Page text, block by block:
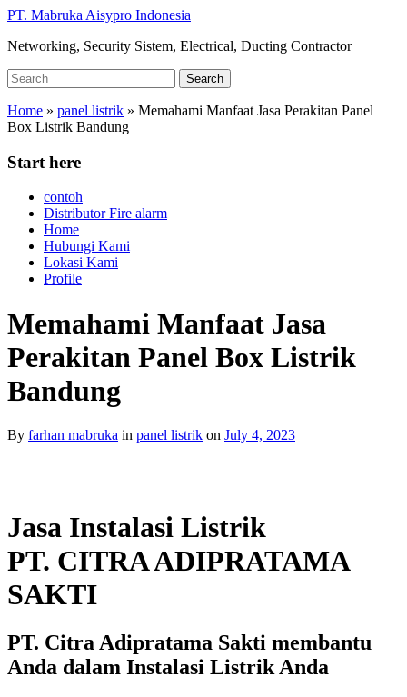
Skip
main
PT. Mabruka Aisypro Indonesia
Networking, Security Sistem, Electrical, Ducting Contractor
Search
for:
Search
Home » panel listrik » Memahami Manfaat Jasa Perakitan Panel
Box Listrik Bandung
Start here
contoh
Distributor Fire alarm
Home
Hubungi Kami
Lokasi Kami
Profile
Memahami Manfaat Jasa
Perakitan Panel Box Listrik
Bandung
By farhan mabruka in panel listrik on July 4, 2023
Jasa Instalasi Listrik
PT. CITRA ADIPRATAMA
SAKTI
PT. Citra Adipratama Sakti membantu
Anda dalam Instalasi Listrik Anda